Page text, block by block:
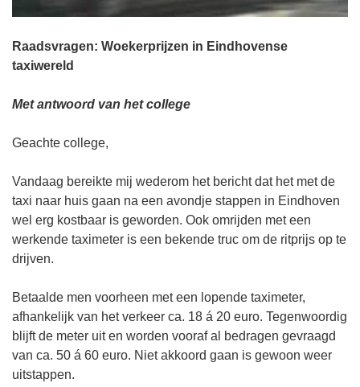
Raadsvragen: Woekerprijzen in Eindhovense
taxiwereld
Met antwoord van het college
Geachte college,
Vandaag bereikte mij wederom het bericht dat het met de
taxi naar huis gaan na een avondje stappen in Eindhoven
wel erg kostbaar is geworden. Ook omrijden met een
werkende taximeter is een bekende truc om de ritprijs op te
drijven.
Betaalde men voorheen met een lopende taximeter,
afhankelijk van het verkeer ca. 18 á 20 euro. Tegenwoordig
blijft de meter uit en worden vooraf al bedragen gevraagd
van ca. 50 á 60 euro. Niet akkoord gaan is gewoon weer
uitstappen.